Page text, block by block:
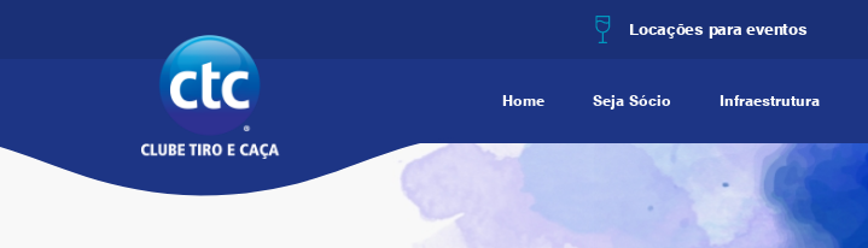
Locações para eventos
Home Seja Sócio Infraestrutura